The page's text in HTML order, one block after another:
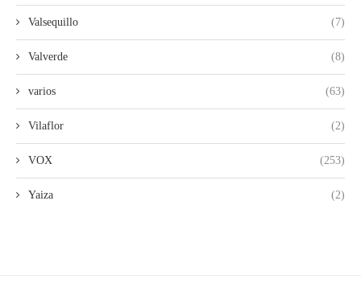
Valsequillo (7)
Valverde (8)
varios (63)
Vilaflor (2)
VOX (253)
Yaiza (2)